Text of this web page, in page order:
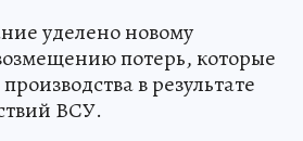
уделено новому
потерь, которые
в результате
ВСУ.